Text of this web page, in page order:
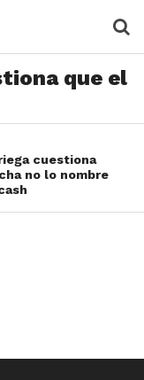
que el
cuestiona
no lo nombre